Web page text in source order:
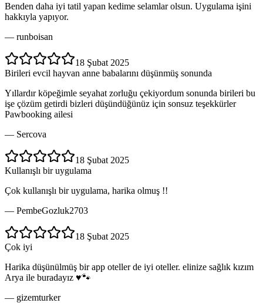
Benden daha iyi tatil yapan kedime selamlar olsun. Uygulama işini
hakkıyla yapıyor.
— runboisan
18 Şubat 2025
Birileri evcil hayvan anne babalarını düşünmüş sonunda
Yıllardır köpeğimle seyahat zorluğu çekiyordum sonunda birileri bu
işe çözüm getirdi bizleri düşündüğünüz için sonsuz teşekkürler
Pawbooking ailesi
— Sercova
18 Şubat 2025
Kullanışlı bir uygulama
Çok kullanışlı bir uygulama, harika olmuş !!
— PembeGozluk2703
18 Şubat 2025
Çok iyi
Harika düşünülmüş bir app oteller de iyi oteller. elinize sağlık kızım
Arya ile buradayız ♥️🐾
— gizemturker